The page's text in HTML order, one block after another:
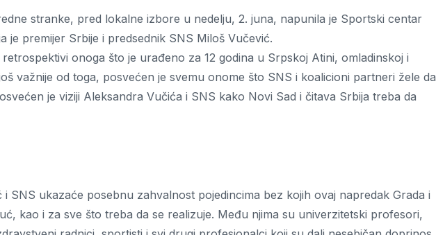
stranke, pred lokalne izbore u nedelju, 2. juna, napunila je Sportski centar
je premijer Srbije i predsednik SNS Miloš Vučević.
onoga što je urađeno za 12 godina u Srpskoj Atini, omladinskoj i
važnije od toga, posvećen je svemu onome što SNS i koalicioni partneri žele da
je viziji Aleksandra Vučića i SNS kako Novi Sad i čitava Srbija treba da
SNS ukazaće posebnu zahvalnost pojedincima bez kojih ovaj napredak Grada i
kao i za sve što treba da se realizuje. Među njima su univerzitetski profesori,